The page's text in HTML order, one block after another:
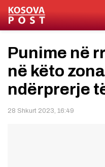
Punime në
në këto
ndërprerje
28 Shkurt 2023, 16:49